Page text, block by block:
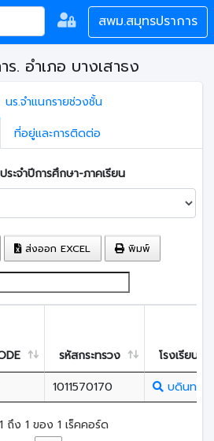
สพม.สมุทรปราการ
. อำเภอ บางเสาธง
นร.จำแนกรายช่วงชั้น
ที่อยู่และการติดต่อ
ระจำปีการศึกษา-ภาคเรียน
ส่งออก EXCEL พิมพ์
รหัสกระทรวง
โรงเรียน
1011570170 บดินทรเ
ถึง 1 ของ 1 เร็คคอร์ด